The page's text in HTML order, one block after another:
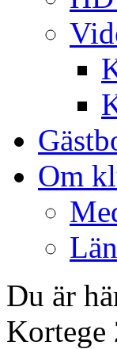
Om
Du är
Kortege